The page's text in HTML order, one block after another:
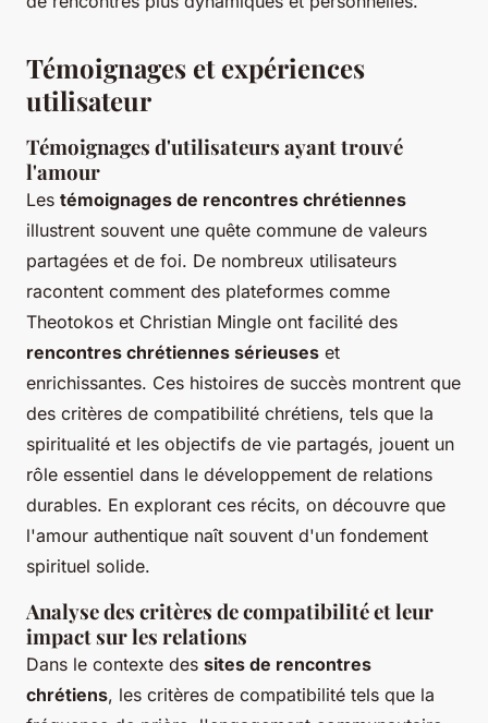
Témoignages et expériences
utilisateur
Témoignages d'utilisateurs ayant trouvé
l'amour
Les témoignages de rencontres chrétiennes
illustrent souvent une quête commune de valeurs
partagées et de foi. De nombreux utilisateurs
racontent comment des plateformes comme
Theotokos et Christian Mingle ont facilité des
rencontres chrétiennes sérieuses et
enrichissantes. Ces histoires de succès montrent que
des critères de compatibilité chrétiens, tels que la
spiritualité et les objectifs de vie partagés, jouent un
rôle essentiel dans le développement de relations
durables. En explorant ces récits, on découvre que
l'amour authentique naît souvent d'un fondement
spirituel solide.
Analyse des critères de compatibilité et leur
impact sur les relations
Dans le contexte des sites de rencontres
chrétiens, les critères de compatibilité tels que la